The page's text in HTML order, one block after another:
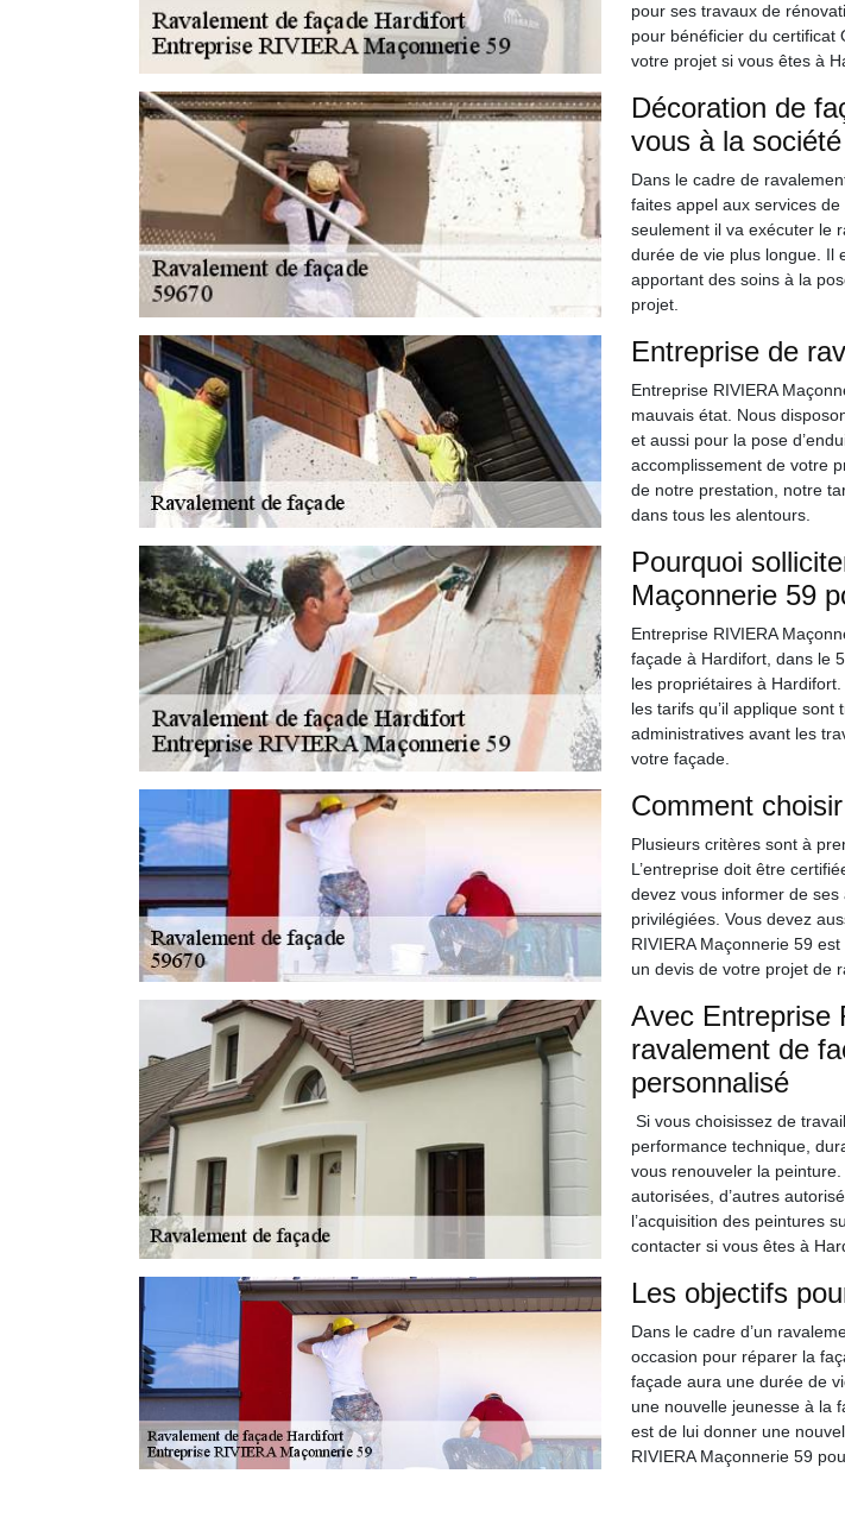
pour ses travaux de
pour bénéficier du certificat
votre projet si vous êtes à
Décoration de
vous à la
Dans le cadre de
faites appel aux services
seulement il va exécuter le
durée de vie plus longue. Il
apportant des soins à la
projet.
Entreprise de
Entreprise RIVIERA
mauvais état. Nous
et aussi pour la pose
accomplissement de votre
de notre prestation, notre
dans tous les alentours.
Pourquoi
Maçonnerie 59
Entreprise RIVIERA
façade à Hardifort, dans le
les propriétaires à
les tarifs qu’il applique
administratives avant les
votre façade.
Comment
Plusieurs critères sont à
L’entreprise doit être
devez vous informer de
privilégiées. Vous devez
RIVIERA Maçonnerie 59
un devis de votre projet de
Avec Entreprise
ravalement de
personnalisé
Si vous choisissez de
performance technique,
vous renouveler la
autorisées, d’autres
l’acquisition des peintures
contacter si vous êtes à
Les objectifs
Dans le cadre d’un
occasion pour réparer la
façade aura une durée de
une nouvelle jeunesse à la
est de lui donner une
RIVIERA Maçonnerie 59